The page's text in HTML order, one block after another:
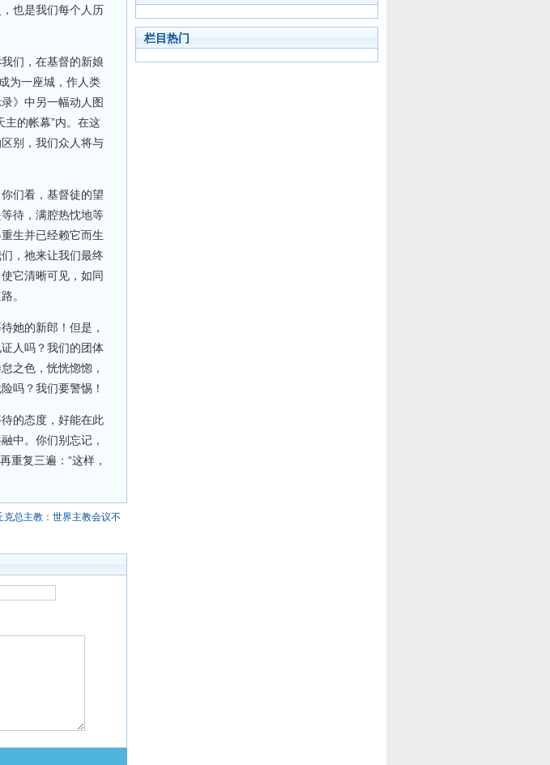
也是我们每个人历
们，在基督的新娘
为一座城，作人类
》中另一幅动人图
主的帐幕”内。在这
别，我们众人将与
们看，基督徒的望
待，满腔热忱地等
生并已经赖它而生
，祂来让我们最终
它清晰可见，如同
。
她的新郎！但是，
人吗？我们的团体
之色，恍恍惚惚，
吗？我们要警惕！
的态度，好能在此
中。你们别忘记，
重复三遍：“这样，
克总主教：世界主教会议不
栏目热门